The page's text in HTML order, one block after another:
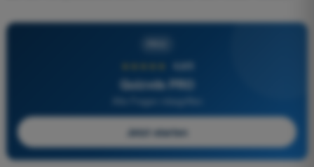
4,6/5
Quizvds PRO
Alle Fragen inbegriffen
Jetzt starten